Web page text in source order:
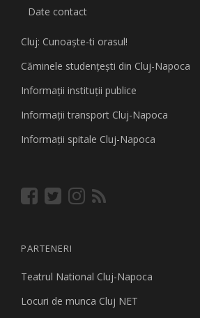
Date contact
Cluj: Cunoaşte-ti orasul!
Căminele studenţeşti din Cluj-Napoca
Informaţii instituţii publice
Informaţii transport Cluj-Napoca
Informaţii spitale Cluj-Napoca
PARTENERI
Teatrul National Cluj-Napoca
Locuri de munca Cluj NET